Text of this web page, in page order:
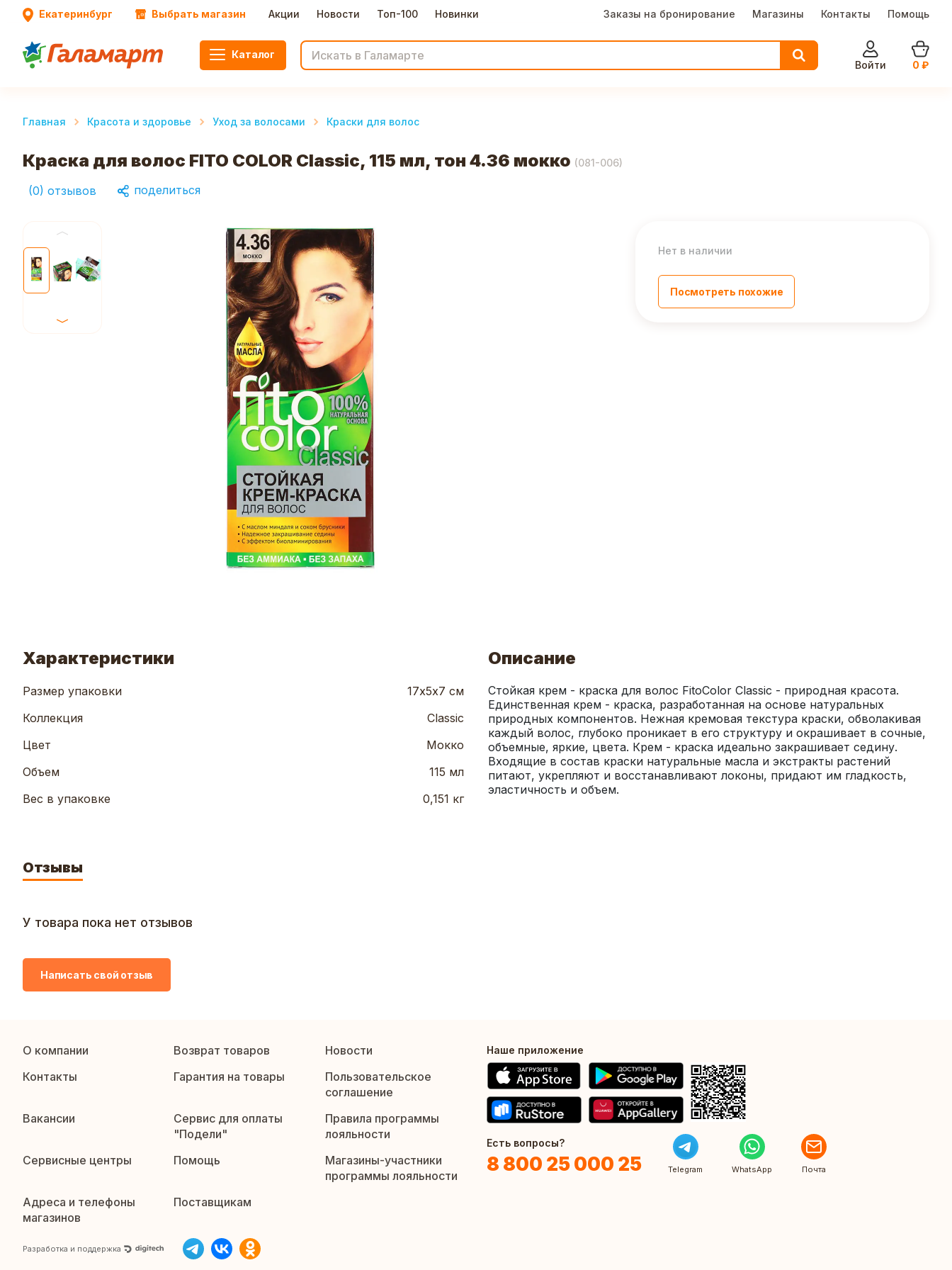
Екатеринбург Выбрать магазин Акции Новости Топ-100 Новинки Заказы на бронирование Магазины Контакты Помощь
Каталог
Войти
0 ₽
Главная Красота и здоровье Уход за волосами Краски для волос
Краска для волос FITO COLOR Classic, 115 мл, тон 4.36 мокко (081-006)
(0) отзывов поделиться
Нет в наличии
Посмотреть похожие
Характеристики
Размер упаковки
17х5х7 см
Коллекция
Classic
Цвет
Мокко
Объем
115 мл
Вес в упаковке
0,151 кг
Описание
Стойкая крем - краска для волос FitoColor Classic - природная красота.
Единственная крем - краска, разработанная на основе натуральных
природных компонентов. Нежная кремовая текстура краски, обволакивая
каждый волос, глубоко проникает в его структуру и окрашивает в сочные,
объемные, яркие, цвета. Крем - краска идеально закрашивает седину.
Входящие в состав краски натуральные масла и экстракты растений
питают, укрепляют и восстанавливают локоны, придают им гладкость,
эластичность и объем.
Отзывы
У товара пока нет отзывов
Написать свой отзыв
О компании Возврат товаров
Новости
Контакты
Гарантия на товары
Пользовательское
соглашение
Вакансии
Сервис для оплаты
"Подели"
Правила программы
лояльности
Сервисные центры
Помощь
Магазины-участники
программы лояльности
Адреса и телефоны
магазинов
Поставщикам
Разработка и поддержка
Наше приложение
Есть вопросы?
8 800 25 000 25 Telegram WhatsApp Почта